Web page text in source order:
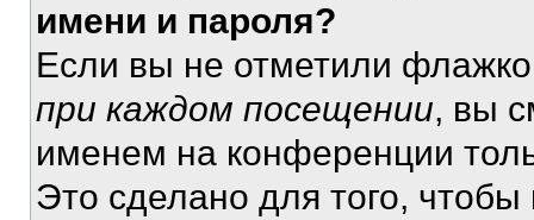
имени и пароля?
Если вы не отметили
при каждом посещении, вы
именем на конференции
Это сделано для того, чтобы